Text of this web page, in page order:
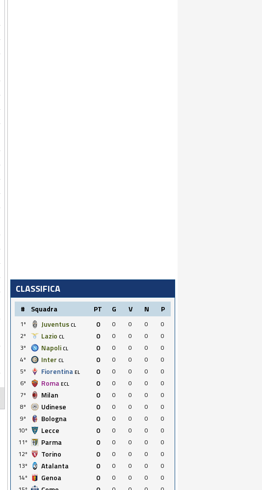
CLASSIFICA
# Squadra PT G V N P
1º Juventus CL 0 0 0 0
0
2º
Lazio CL 0 0 0 0
0
3º
Napoli CL 0 0 0 0
0
4º
Inter CL 0 0 0 0
0
5º
Fiorentina EL 0 0 0 0
0
6º
Roma ECL 0 0 0 0
0
7º
Milan 0 0 0 0
0
8º
Udinese 0 0 0 0
0
9º
Bologna 0 0 0 0
0
10º
Lecce 0 0 0 0
0
11º
Parma 0 0 0 0
0
12º
Torino 0 0 0 0
0
13º
Atalanta 0 0 0 0
0
14º
Genoa 0 0 0 0
0